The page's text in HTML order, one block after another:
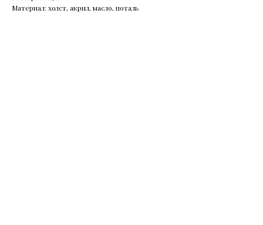
Материал: холст, акрил, масло, поталь